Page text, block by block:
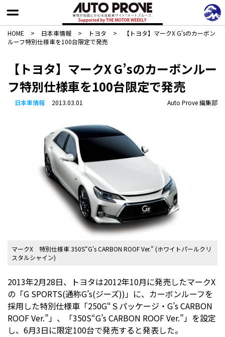
HOME > 日本車情報​ > トヨタ >
【トヨタ】マークX G’sのカーボン
ルーフ特別仕様車を100台限定で発売
【トヨタ】マークX G’sのカーボンルー
フ特別仕様車を100台限定で発売
日本車情報​ 2013.03.01 Auto Prove 編集部
マークX 特別仕様車 350S“G's CARBON ROOF Ver.” (ホワイトパールクリ
スタルシャイン)
2013年2月28日、トヨタは2012年10月に発売したマークX
の「G SPORTS(通称G’s(ジーズ))」に、カーボンルーフを
採用した特別仕様車「250G“Ｓパッケージ・G’s CARBON
ROOF Ver.”」、「350S“G’s CARBON ROOF Ver.”」を設定
し、6月3日に限定100台で発売すると発表した。